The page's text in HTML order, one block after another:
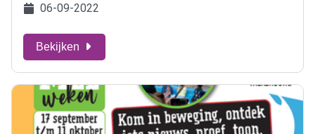
06-09-2022
Bekijken